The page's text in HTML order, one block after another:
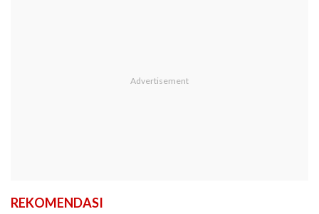
REKOMENDASI